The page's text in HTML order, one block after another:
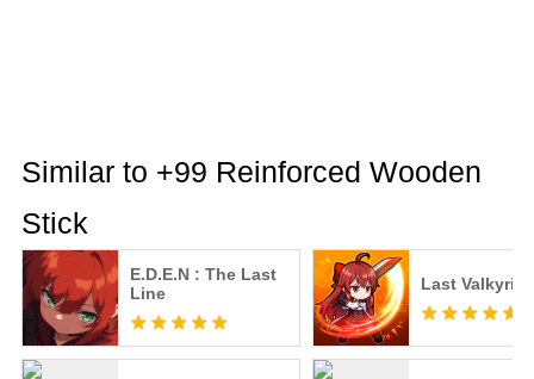
Similar to +99 Reinforced Wooden
Stick
E.D.E.N : The Last
Line
Last Valkyrie